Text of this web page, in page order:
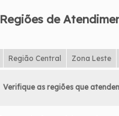
Regiões de
Região Central Zona Leste
Verifique as regiões que